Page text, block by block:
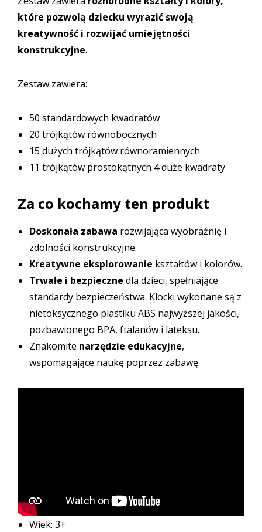
które pozwolą dziecku wyrazić swoją
kreatywność i rozwijać umiejętności
konstrukcyjne.
Zestaw zawiera:
50 standardowych kwadratów
20 trójkątów równobocznych
15 dużych trójkątów równoramiennych
11 trójkątów prostokątnych 4 duże kwadraty
Za co kochamy ten produkt
Doskonała zabawa rozwijająca wyobraźnię i
zdolności konstrukcyjne.
Kreatywne eksplorowanie kształtów i kolorów.
Trwałe i bezpieczne dla dzieci, spełniające
standardy bezpieczeństwa. Klocki wykonane są z
nietoksycznego plastiku ABS najwyższej jakości,
pozbawionego BPA, ftalanów i lateksu.
Znakomite narzędzie edukacyjne,
wspomagające naukę poprzez zabawę.
Wiek: 3+